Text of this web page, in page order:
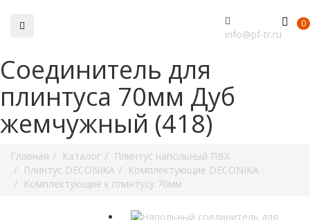
0
info@pf-tr.ru
Соединитель для
плинтуса 70мм Дуб
жемчужный (418)
Главная Каталог
Плинтус напольный ПВХ
Плинтус DECONIKA
Комплектующие DECONIKA
Комплектующие к плинтусу 70мм